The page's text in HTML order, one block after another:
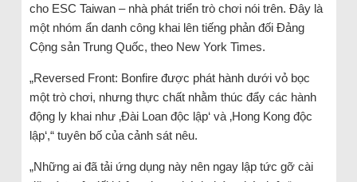
cho ESC Taiwan – nhà phát triển trò chơi nói trên. Đây là
một nhóm ẩn danh công khai lên tiếng phản đối Đảng
Cộng sản Trung Quốc, theo New York Times.
„Reversed Front: Bonfire được phát hành dưới vỏ bọc
một trò chơi, nhưng thực chất nhằm thúc đẩy các hành
động ly khai như ‚Đài Loan độc lập‘ và ‚Hong Kong độc
lập‘,“ tuyên bố của cảnh sát nêu.
„Những ai đã tải ứng dụng này nên ngay lập tức gỡ cài